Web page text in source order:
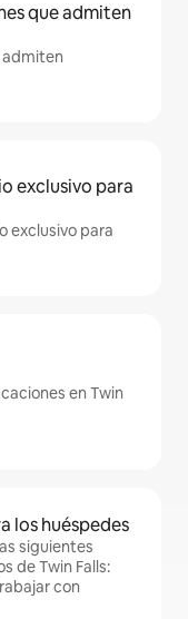
que admiten
admiten
exclusivo para
exclusivo para
en Twin
los huéspedes
siguientes
de Twin Falls:
con